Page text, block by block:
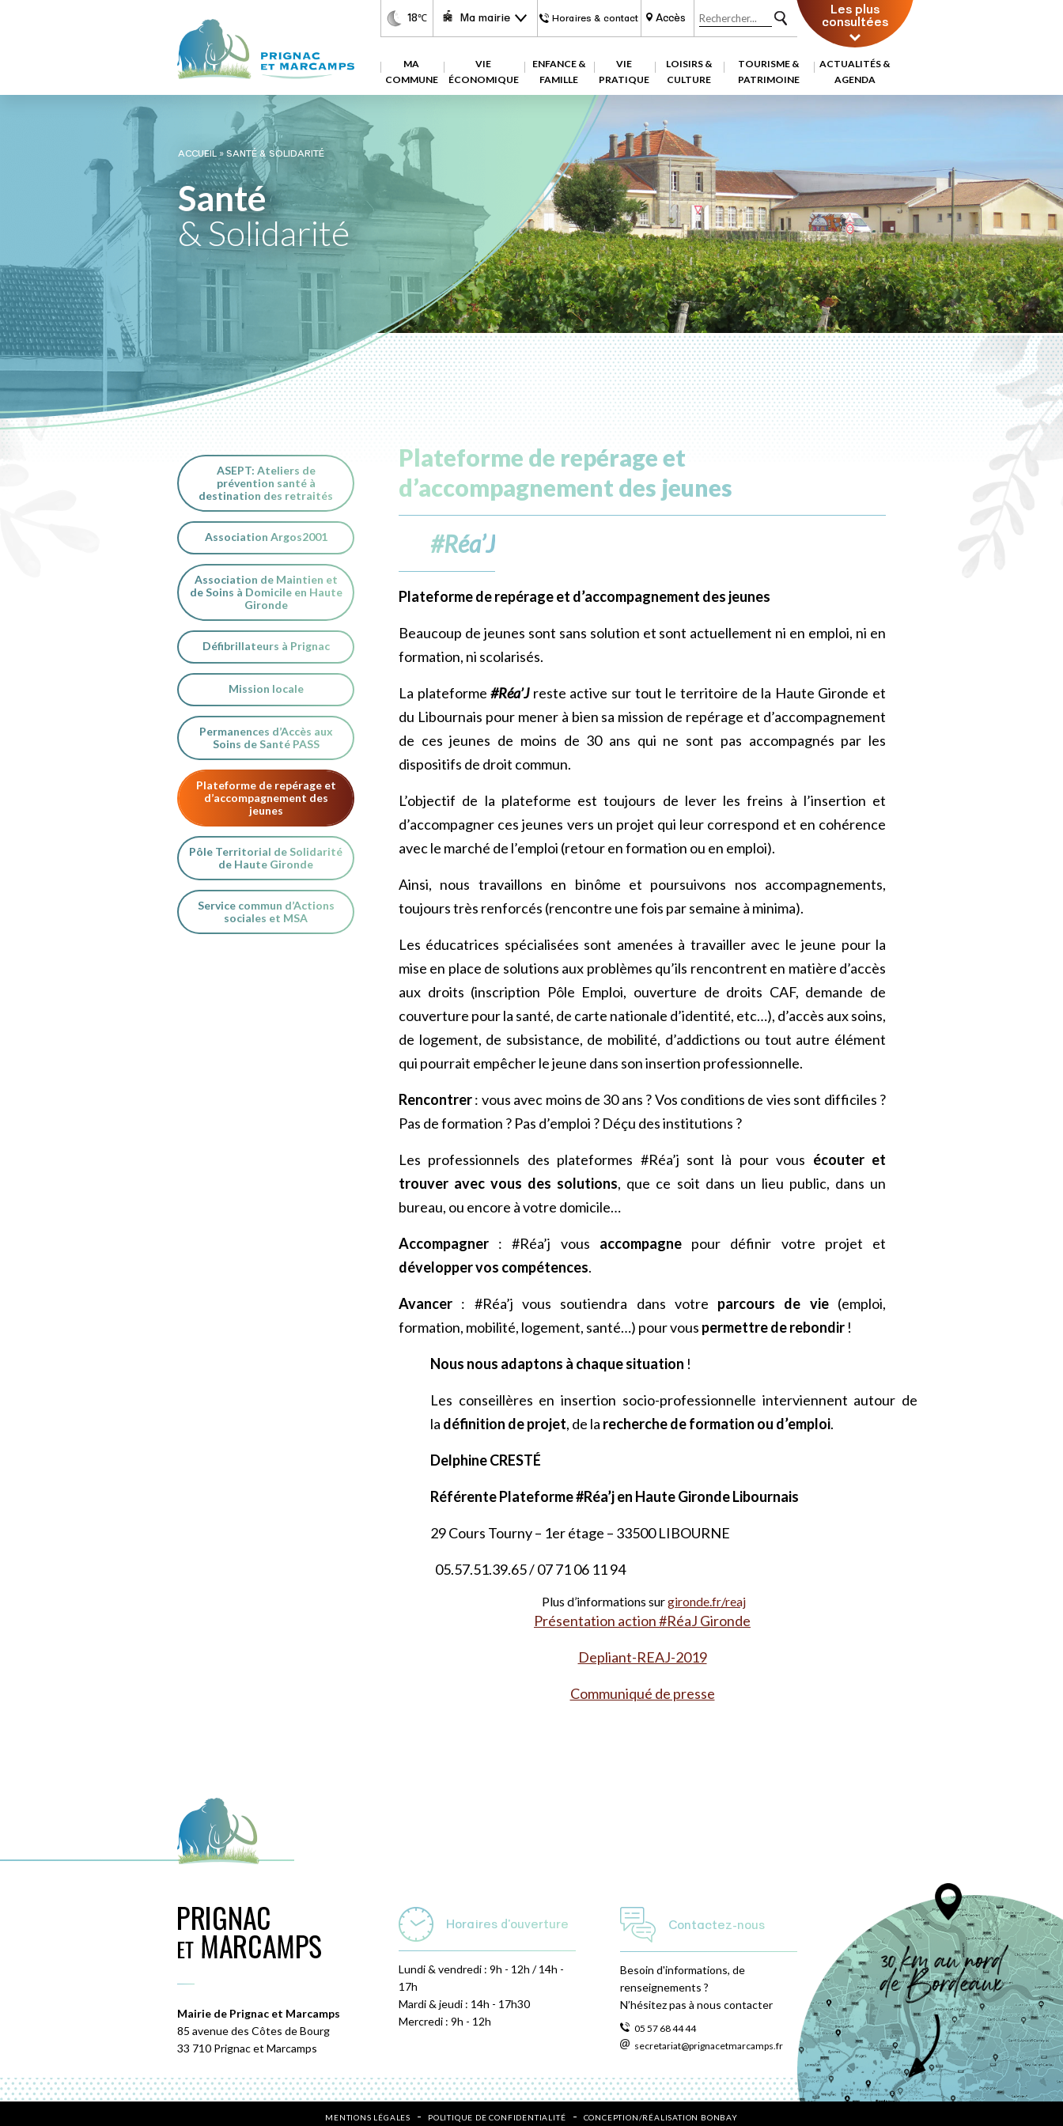
18℃ Ma mairie Horaires & contact Accès Les plus
consultées
MA
COMMUNE
VIE
ÉCONOMIQUE
ENFANCE &
FAMILLE
VIE
PRATIQUE
LOISIRS &
CULTURE
TOURISME &
PATRIMOINE
ACTUALITÉS &
AGENDA
ACCUEIL»SANTÉ & SOLIDARITÉ
Santé
& Solidarité
ASEPT: Ateliers de
prévention santé à
destination des retraités
Association Argos2001
Association de Maintien et
de Soins à Domicile en Haute
Gironde
Défibrillateurs à Prignac
Mission locale
Permanences d’Accès aux
Soins de Santé PASS
Plateforme de repérage et
d’accompagnement des
jeunes
Pôle Territorial de Solidarité
de Haute Gironde
Service commun d’Actions
sociales et MSA
Plateforme de repérage et
d’accompagnement des jeunes
#Réa’J
Plateforme de repérage et d’accompagnement des jeunes
Beaucoup de jeunes sont sans solution et sont actuellement ni en emploi, ni en
formation, ni scolarisés.
La plateforme#Réa’Jreste active sur tout le territoire de la Haute Gironde et
du Libournais pour mener à bien sa mission de repérage et d’accompagnement
de ces jeunes de moins de 30 ans qui ne sont pas accompagnés par les
dispositifs de droit commun.
L’objectif de la plateforme est toujours de lever les freins à l’insertion et
d’accompagner ces jeunes vers un projet qui leur correspond et en cohérence
avec le marché de l’emploi (retour en formation ou en emploi).
Ainsi, nous travaillons en binôme et poursuivons nos accompagnements,
toujours très renforcés (rencontre une fois par semaine à minima).
Les éducatrices spécialisées sont amenées à travailler avec le jeune pour la
mise en place de solutions aux problèmes qu’ils rencontrent en matière d’accès
aux droits (inscription Pôle Emploi, ouverture de droits CAF, demande de
couverture pour la santé, de carte nationale d’identité, etc…), d’accès aux soins,
de logement, de subsistance, de mobilité, d’addictions ou tout autre élément
qui pourrait empêcher le jeune dans son insertion professionnelle.
Rencontrer: vous avec moins de 30 ans ? Vos conditions de vies sont difficiles ?
Pas de formation ? Pas d’emploi ? Déçu des institutions ?
Les professionnels des plateformes #Réa’j sont là pour vous écouter et
trouver avec vous des solutions, que ce soit dans un lieu public, dans un
bureau, ou encore à votre domicile…
Accompagner : #Réa’j vous accompagnepour définir votre projet et
développer vos compétences.
Avancer : #Réa’j vous soutiendra dans votre parcours de vie(emploi,
formation, mobilité, logement, santé…) pour vous permettre de rebondir !
Nous nous adaptons à chaque situation !
Les conseillères en insertion socio-professionnelle interviennent autour de
la définition de projet, de la recherche de formation ou d’emploi.
Delphine CRESTÉ
Référente Plateforme #Réa’j en Haute Gironde Libournais
29 Cours Tourny – 1er étage – 33500 LIBOURNE
05.57.51.39.65 / 07 71 06 11 94
Plus d’informations surgironde.fr/reaj
Présentation action #RéaJ Gironde
Depliant-REAJ-2019
Communiqué de presse
Mairie de Prignac et Marcamps
85 avenue des Côtes de Bourg
33 710 Prignac et Marcamps
Horaires d'ouverture
Lundi & vendredi : 9h - 12h / 14h -
17h
Mardi & jeudi : 14h - 17h30
Mercredi : 9h - 12h
Contactez-nous
Besoin d'informations, de
renseignements ?
N’hésitez pas à nous contacter
05 57 68 44 44
secretariat@prignacetmarcamps.fr
MENTIONS LÉGALES POLITIQUE DE CONFIDENTIALITÉ CONCEPTION/RÉALISATION BONBAY